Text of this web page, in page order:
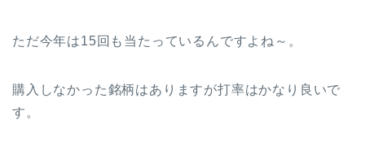
ただ今年は15回も当たっているんですよね～。
購入しなかった銘柄はありますが打率はかなり良いで
す。